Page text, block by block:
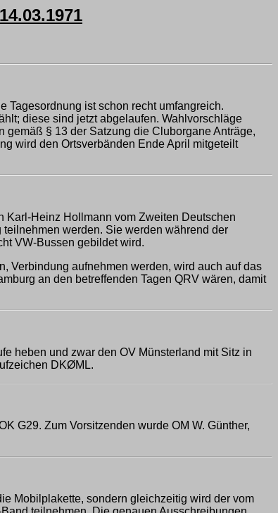
Tagesordnung ist schon recht umfangreich.
diese sind jetzt abgelaufen. Wahlvorschläge
gemäß § 13 der Satzung die Cluborgane Anträge,
wird den Ortsverbänden Ende April mitgeteilt
Karl-Heinz Hollmann vom Zweiten Deutschen
werden. Sie werden während der
VW-Bussen gebildet wird.
Verbindung aufnehmen werden, wird auch auf das
an den betreffenden Tagen QRV wären, damit
heben und zwar den OV Münsterland mit Sitz in
DKØML.
G29. Zum Vorsitzenden wurde OM W. Günther,
Mobilplakette, sondern gleichzeitig wird der vom